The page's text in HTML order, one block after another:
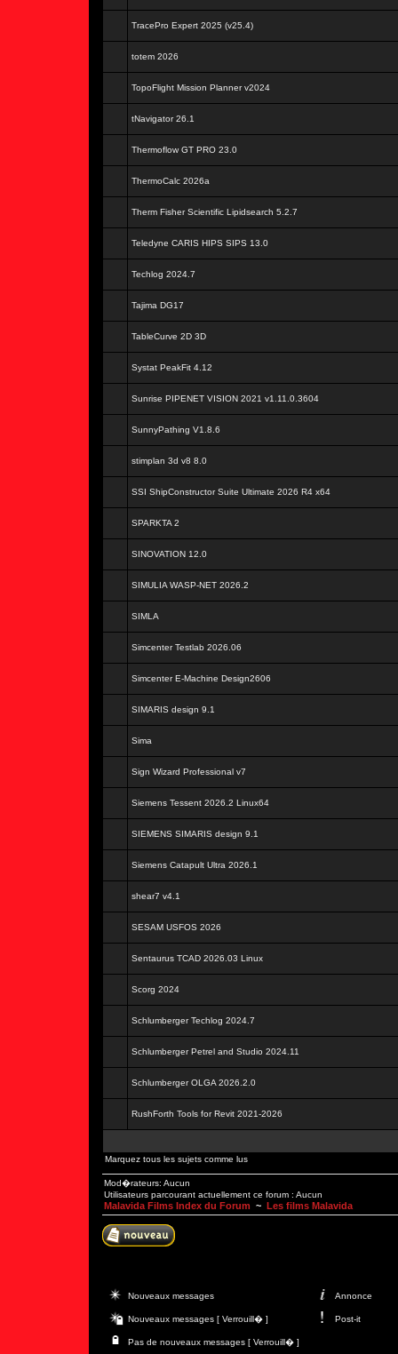
TracePro Expert 2025 (v25.4)
totem 2026
TopoFlight Mission Planner v2024
tNavigator 26.1
Thermoflow GT PRO 23.0
ThermoCalc 2026a
Therm Fisher Scientific Lipidsearch 5.2.7
Teledyne CARIS HIPS SIPS 13.0
Techlog 2024.7
Tajima DG17
TableCurve 2D 3D
Systat PeakFit 4.12
Sunrise PIPENET VISION 2021 v1.11.0.3604
SunnyPathing V1.8.6
stimplan 3d v8 8.0
SSI ShipConstructor Suite Ultimate 2026 R4 x64
SPARKTA 2
SINOVATION 12.0
SIMULIA WASP-NET 2026.2
SIMLA
Simcenter Testlab 2026.06
Simcenter E-Machine Design2606
SIMARIS design 9.1
Sima
Sign Wizard Professional v7
Siemens Tessent 2026.2 Linux64
SIEMENS SIMARIS design 9.1
Siemens Catapult Ultra 2026.1
shear7 v4.1
SESAM USFOS 2026
Sentaurus TCAD 2026.03 Linux
Scorg 2024
Schlumberger Techlog 2024.7
Schlumberger Petrel and Studio 2024.11
Schlumberger OLGA 2026.2.0
RushForth Tools for Revit 2021-2026
Marquez tous les sujets comme lus
Mod�rateurs: Aucun
Utilisateurs parcourant actuellement ce forum : Aucun
Malavida Films Index du Forum ~ Les films Malavida
Nouveaux messages Annonce
Nouveaux messages [ Verrouill� ] Post-it
Pas de nouveaux messages [ Verrouill� ]